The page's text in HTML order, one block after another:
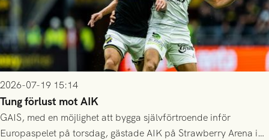
2026-07-19 15:14
Tung förlust mot AIK
GAIS, med en möjlighet att bygga självförtroende inför
Europaspelet på torsdag, gästade AIK på Strawberry Arena i